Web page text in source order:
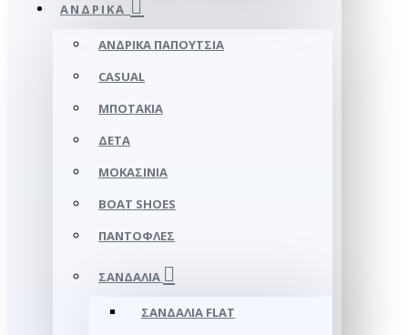
ΑΝΔΡΙΚΆ
ΑΝΔΡΙΚΆ ΠΑΠΟΎΤΣΙΑ
CASUAL
ΜΠΟΤΆΚΙΑ
ΔΕΤΆ
ΜΟΚΑΣΊΝΙΑ
BOAT SHOES
ΠΑΝΤΌΦΛΕΣ
ΣΑΝΔΆΛΙΑ
ΣΑΝΔΆΛΙΑ FLAT